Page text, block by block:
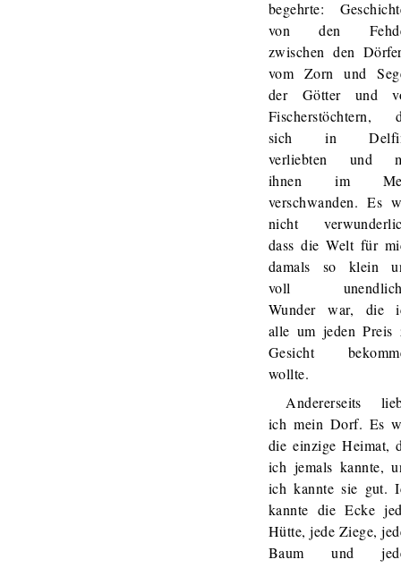
begehrte:
von den
zwischen den
vom Zorn und
der Götter und
Fischerstöchtern,
sich in
verliebten und
ihnen im
verschwanden. Es
nicht
dass die Welt für
damals so klein
voll
Wunder war, die
alle um jeden Preis
Gesicht
wollte.
Andererseits
ich mein Dorf. Es
die einzige Heimat,
ich jemals kannte,
ich kannte sie gut.
kannte die Ecke
Hütte, jede Ziege,
Baum und